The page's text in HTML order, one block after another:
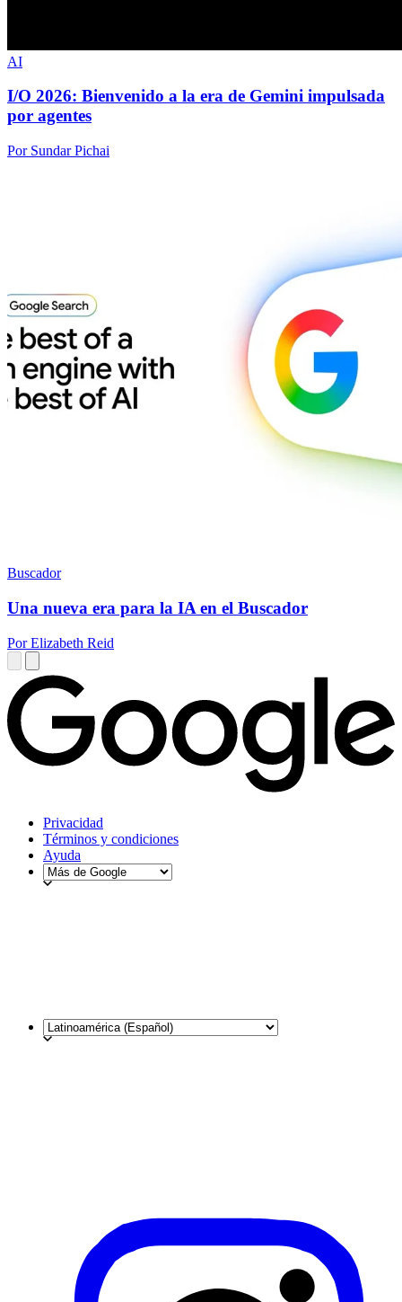
AI
I/O 2026: Bienvenido a la era de Gemini impulsada
por agentes
Por Sundar Pichai
Buscador
Una nueva era para la IA en el Buscador
Por Elizabeth Reid
Privacidad
Términos y condiciones
Ayuda